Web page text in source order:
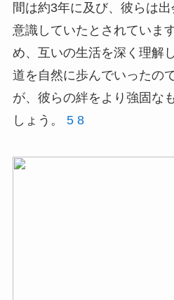
間は約3年に及び、彼らは
意識していたとされていま
め、互いの生活を深く理解
道を自然に歩んでいったの
が、彼らの絆をより強固な
しょう。 5 8